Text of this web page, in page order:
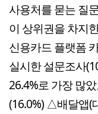
사용처를 묻는 질
이 상위권을 차지
신용카드 플랫폼
실시한 설문조사
26.4%로 가장 많
(16.0%) △배달앱(